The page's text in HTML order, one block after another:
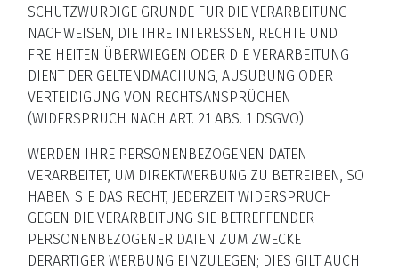
SCHUTZWÜRDIGE GRÜNDE FÜR DIE VERARBEITUNG
NACHWEISEN, DIE IHRE INTERESSEN, RECHTE UND
FREIHEITEN ÜBERWIEGEN ODER DIE VERARBEITUNG
DIENT DER GELTENDMACHUNG, AUSÜBUNG ODER
VERTEIDIGUNG VON RECHTSANSPRÜCHEN
(WIDERSPRUCH NACH ART. 21 ABS. 1 DSGVO).
WERDEN IHRE PERSONENBEZOGENEN DATEN
VERARBEITET, UM DIREKTWERBUNG ZU BETREIBEN, SO
HABEN SIE DAS RECHT, JEDERZEIT WIDERSPRUCH
GEGEN DIE VERARBEITUNG SIE BETREFFENDER
PERSONENBEZOGENER DATEN ZUM ZWECKE
DERARTIGER WERBUNG EINZULEGEN; DIES GILT AUCH